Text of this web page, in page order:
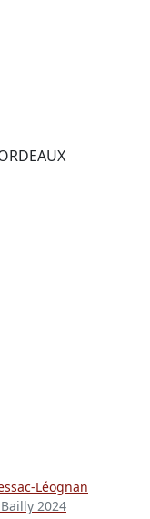
Léognan
2024